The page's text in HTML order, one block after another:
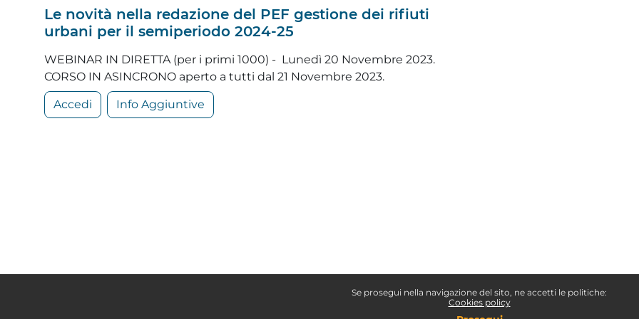
Se prosegui nella navigazione del sito, ne accetti le politiche:
Cookies policy
Le novità nella redazione del PEF gestione dei rifiuti
urbani per il semiperiodo 2024-25
WEBINAR IN DIRETTA (per i primi 1000) - Lunedì 20 Novembre 2023.
CORSO IN ASINCRONO aperto a tutti dal 21 Novembre 2023.
Accedi Info Aggiuntive